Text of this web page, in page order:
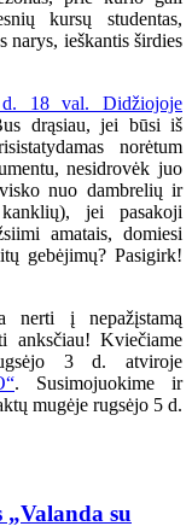
kursų studentas,
narys, ieškantis širdies
18 val. Didžiojoje
drąsiau, jei būsi iš
norėtum
nesidrovėk juo
nuo dambrelių ir
jei pasakoji
amatais, domiesi
gebėjimų? Pasigirk!
nerti į nepažįstamą
anksčiau! Kviečiame
3 d. atviroje
. Susimojuokime ir
mugėje rugsėjo 5 d.
su